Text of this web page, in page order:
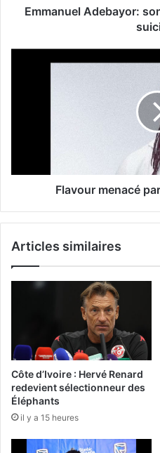
Emmanuel Adebayor:
Flavour menacé
Articles similaires
Côte d’Ivoire : Hervé Renard
redevient sélectionneur des
Éléphants
il y a 15 heures